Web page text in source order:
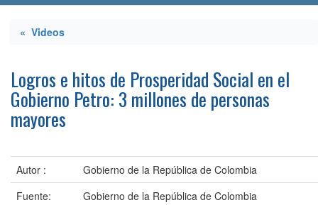
« Videos
Logros e hitos de Prosperidad Social en el
Gobierno Petro: 3 millones de personas
mayores
Autor :
Gobierno de la República de Colombia
Fuente:
Gobierno de la República de Colombia